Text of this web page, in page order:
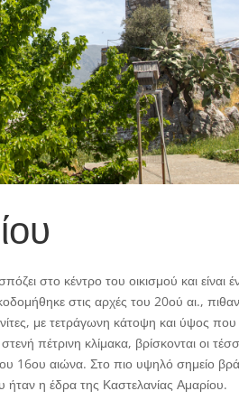
στο κέντρο του οικισμού και είναι
στις αρχές του 20ού αι.,
με τετράγωνη κάτοψη και ύψος που
πέτρινη κλίμακα, βρίσκονται οι
του 16ου αιώνα. Στο πιο υψηλό σημείο
η έδρα της Καστελανίας Αμαρίου.